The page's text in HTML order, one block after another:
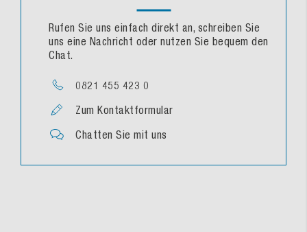
Rufen Sie uns einfach direkt an, schreiben Sie
uns eine Nachricht oder nutzen Sie bequem den
Chat.
0821 455 423 0
Zum Kontaktformular
Chatten Sie mit uns